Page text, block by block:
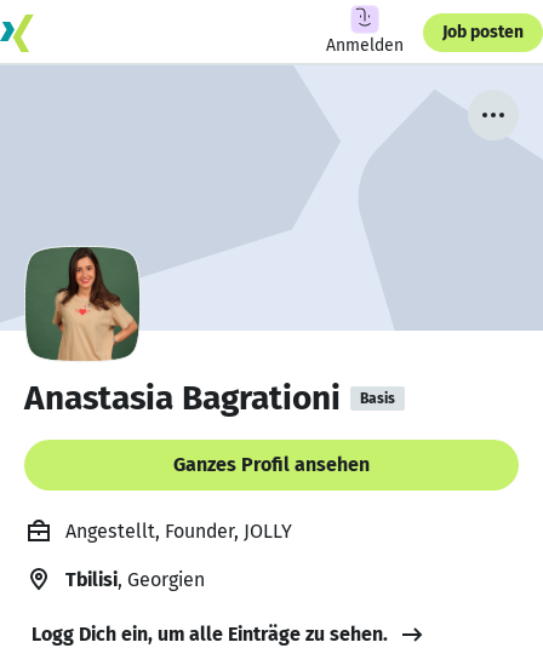
Anmelden
Job posten
Anastasia Bagrationi Basis
Ganzes Profil ansehen
Angestellt, Founder, JOLLY
Tbilisi, Georgien
Logg Dich ein, um alle Einträge zu sehen.